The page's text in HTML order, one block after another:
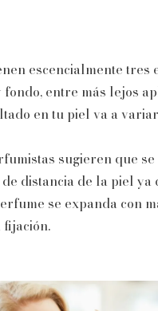
escencialmente tres
fondo, entre más lejos
en tu piel va a
sugieren que
distancia de la piel ya
se expanda con
fijación.